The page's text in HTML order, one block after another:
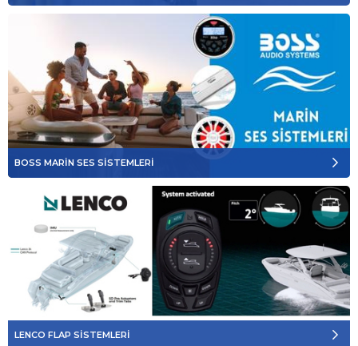
BOSS MARİN SES SİSTEMLERİ
LENCO FLAP SİSTEMLERİ